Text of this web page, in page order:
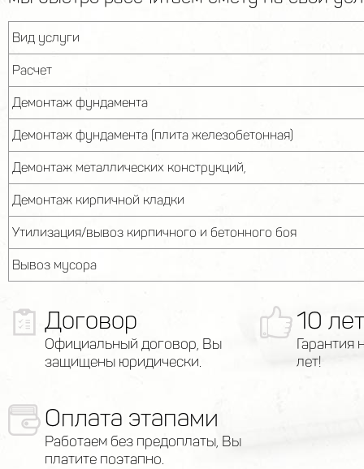
Вид услуги
Расчет
Демонтаж фундамента
Демонтаж фундамента (плита железобетонная)
Демонтаж металлических конструкций,
Демонтаж кирпичной кладки
Утилизация/вывоз кирпичного и бетонного боя
Вывоз мусора
Договор
Официальный договор, Вы
защищены юридически.
10 лет
Гарантия
лет!
Оплата этапами
Работаем без предоплаты, Вы
платите поэтапно.